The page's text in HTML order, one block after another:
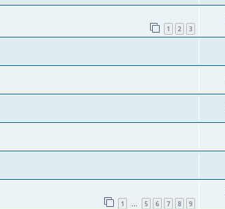
1 2 3
1 … 5 6 7 8 9